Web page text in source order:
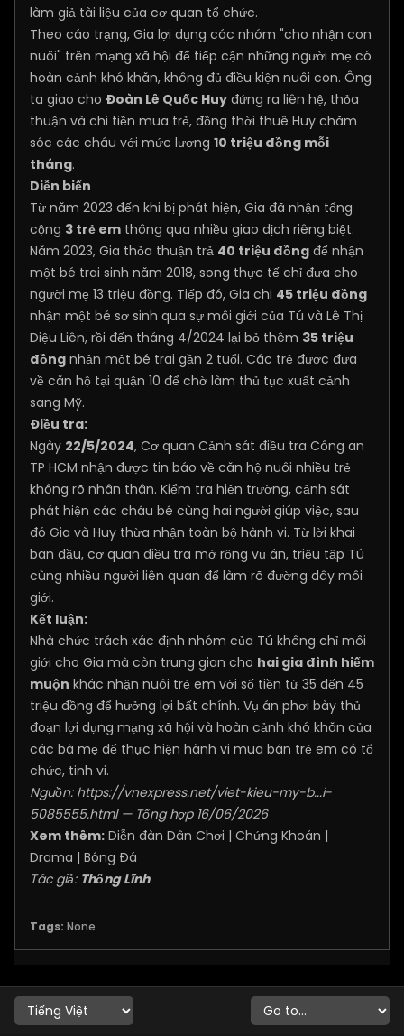
làm giả tài liệu của cơ quan tổ chức.
Theo cáo trạng, Gia lợi dụng các nhóm "cho nhận con
nuôi" trên mạng xã hội để tiếp cận những người mẹ có
hoàn cảnh khó khăn, không đủ điều kiện nuôi con. Ông
ta giao cho Đoàn Lê Quốc Huy đứng ra liên hệ, thỏa
thuận và chi tiền mua trẻ, đồng thời thuê Huy chăm
sóc các cháu với mức lương 10 triệu đồng mỗi
tháng.
Diễn biến
Từ năm 2023 đến khi bị phát hiện, Gia đã nhận tổng
cộng 3 trẻ em thông qua nhiều giao dịch riêng biệt.
Năm 2023, Gia thỏa thuận trả 40 triệu đồng để nhận
một bé trai sinh năm 2018, song thực tế chỉ đưa cho
người mẹ 13 triệu đồng. Tiếp đó, Gia chi 45 triệu đồng
nhận một bé sơ sinh qua sự môi giới của Tú và Lê Thị
Diệu Liên, rồi đến tháng 4/2024 lại bỏ thêm 35 triệu
đồng nhận một bé trai gần 2 tuổi. Các trẻ được đưa
về căn hộ tại quận 10 để chờ làm thủ tục xuất cảnh
sang Mỹ.
Điều tra:
Ngày 22/5/2024, Cơ quan Cảnh sát điều tra Công an
TP HCM nhận được tin báo về căn hộ nuôi nhiều trẻ
không rõ nhân thân. Kiểm tra hiện trường, cảnh sát
phát hiện các cháu bé cùng hai người giúp việc, sau
đó Gia và Huy thừa nhận toàn bộ hành vi. Từ lời khai
ban đầu, cơ quan điều tra mở rộng vụ án, triệu tập Tú
cùng nhiều người liên quan để làm rõ đường dây môi
giới.
Kết luận:
Nhà chức trách xác định nhóm của Tú không chỉ môi
giới cho Gia mà còn trung gian cho hai gia đình hiếm
muộn khác nhận nuôi trẻ em với số tiền từ 35 đến 45
triệu đồng để hưởng lợi bất chính. Vụ án phơi bày thủ
đoạn lợi dụng mạng xã hội và hoàn cảnh khó khăn của
các bà mẹ để thực hiện hành vi mua bán trẻ em có tổ
chức, tinh vi.
Nguồn: https://vnexpress.net/viet-kieu-my-b...i-
5085555.html— Tổng hợp 16/06/2026
Xem thêm: Diễn đàn Dân Chơi | Chứng Khoán |
Drama | Bóng Đá
Tác giả: Thống Lĩnh
Tags: None